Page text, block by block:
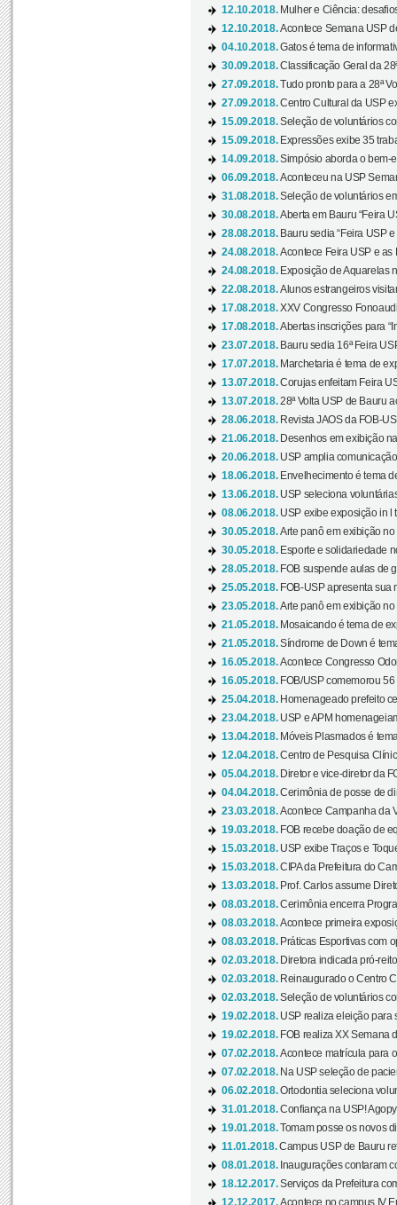
12.10.2018. Mulher e Ciência:
12.10.2018.Acontece Semana USP
04.10.2018.Gatos é tema de
30.09.2018.Classificação Geral da
27.09.2018.Tudo pronto para a 28ª
27.09.2018.Centro Cultural da USP
15.09.2018.Seleção de voluntários
15.09.2018. Expressões exibe 35
14.09.2018.Simpósio aborda o bem-
06.09.2018.Aconteceu na USP
31.08.2018.Seleção de voluntários
30.08.2018.Aberta em Bauru “Feira
28.08.2018. Bauru sedia “Feira USP
24.08.2018.Acontece Feira USP e as
24.08.2018. Exposição de Aquarelas
22.08.2018.Alunos estrangeiros
17.08.2018.XXV Congresso
17.08.2018.Abertas inscrições para
23.07.2018. Bauru sedia 16ª Feira
17.07.2018. Marchetaria é tema de
13.07.2018.Corujas enfeitam Feira
13.07.2018.28ª Volta USP de Bauru
28.06.2018. Revista JAOS da FOB-
21.06.2018. Desenhos em exibição
20.06.2018. USP amplia
18.06.2018. Envelhecimento é tema
13.06.2018. USP seleciona
08.06.2018. USP exibe exposição in l
30.05.2018.Arte panô em exibição no
30.05.2018. Esporte e solidariedade
28.05.2018. FOB suspende aulas de
25.05.2018. FOB-USP apresenta sua
23.05.2018.Arte panô em exibição no
21.05.2018. Mosaicando é tema de
21.05.2018.Síndrome de Down é
16.05.2018.Acontece Congresso
16.05.2018. FOB/USP comemorou
25.04.2018. Homenageado prefeito
23.04.2018. USP e APM
13.04.2018. Móveis Plasmados é
12.04.2018.Centro de Pesquisa
05.04.2018. Diretor e vice-diretor da
04.04.2018.Cerimônia de posse de
23.03.2018.Acontece Campanha da
19.03.2018. FOB recebe doação de
15.03.2018. USP exibe Traços e
15.03.2018.CIPA da Prefeitura do
13.03.2018. Prof. Carlos assume
08.03.2018.Cerimônia encerra
08.03.2018.Acontece primeira
08.03.2018. Práticas Esportivas com
02.03.2018. Diretora indicada pró-
02.03.2018. Reinaugurado o Centro
02.03.2018.Seleção de voluntários
19.02.2018. USP realiza eleição para
19.02.2018. FOB realiza XX Semana
07.02.2018.Acontece matrícula para
07.02.2018. Na USP seleção de
06.02.2018.Ortodontia seleciona
31.01.2018.Confiança na USP!
19.01.2018.Tomam posse os novos
11.01.2018.Campus USP de Bauru
08.01.2018. Inaugurações contaram
18.12.2017.Serviços da Prefeitura
12.12.2017.Acontece no campus IV